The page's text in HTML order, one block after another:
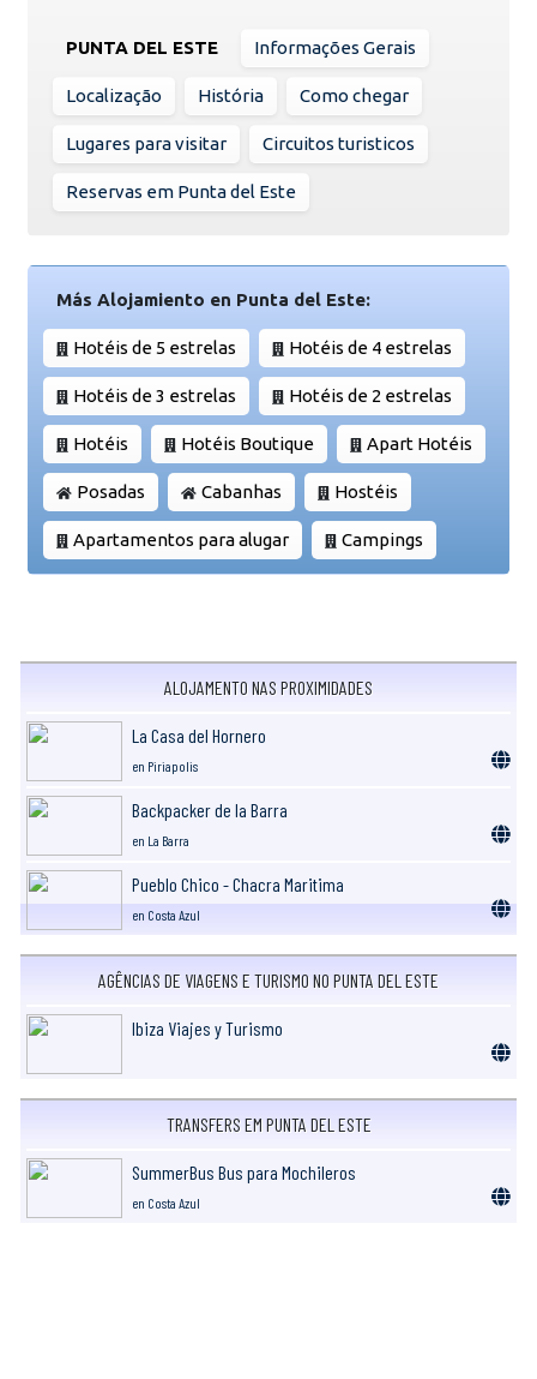
PUNTA DEL ESTE Informações Gerais
Localização História Como chegar
Lugares para visitar Circuitos turisticos
Reservas em Punta del Este
Más Alojamiento en Punta del Este:
Hotéis de 5 estrelas Hotéis de 4 estrelas
Hotéis de 3 estrelas Hotéis de 2 estrelas
Hotéis Hotéis Boutique Apart Hotéis
Posadas Cabanhas Hostéis
Apartamentos para alugar Campings
ALOJAMENTO NAS PROXIMIDADES
La Casa del Hornero
en Piriapolis
Backpacker de la Barra
en La Barra
Pueblo Chico - Chacra Maritima
en Costa Azul
AGÊNCIAS DE VIAGENS E TURISMO NO PUNTA DEL ESTE
Ibiza Viajes y Turismo
TRANSFERS EM PUNTA DEL ESTE
SummerBus Bus para Mochileros
en Costa Azul